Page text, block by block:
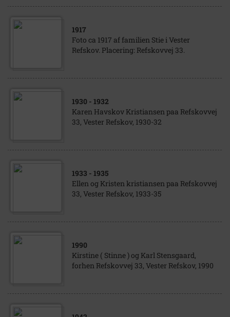
1917
Foto ca 1917 af familien Stie i Vester
Refskov. Placering: Refskovvej 33.
1930 - 1932
Karen Havskov Kristiansen paa Refskovvej
33, Vester Refskov, 1930-32
1933 - 1935
Ellen og Kristen kristiansen paa Refskovvej
33, Vester Refskov, 1933-35
1990
Kirstine ( Stinne ) og Karl Stensgaard,
forhen Refskovvej 33, Vester Refskov, 1990